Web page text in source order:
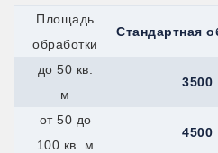
Площадь
обработки
Стандартная
до 50 кв.
м
3500
от 50 до
100 кв. м
4500